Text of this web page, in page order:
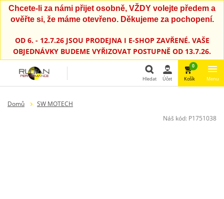
Chcete-li za námi přijet osobně, VŽDY volejte předem a
ověřte si, že máme otevřeno. Děkujeme za pochopení.
OD 6. - 12.7.26 JSOU PRODEJNA I E-SHOP ZAVŘENÉ. VAŠE
OBJEDNÁVKY BUDEME VYŘIZOVAT POSTUPNĚ OD 13.7.26.
Hledat Účet
0
Košík Menu
Domů
SW MOTECH
Náš kód: P1751038